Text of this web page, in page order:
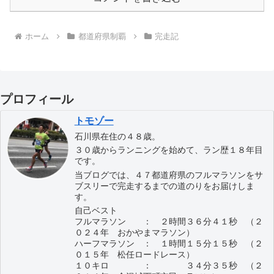
ホーム 都道府県制覇 完走記
プロフィール
トモゾー
石川県在住の４８歳。
３０歳からランニングを始めて、ラン歴１８年目
です。
当ブログでは、４７都道府県のフルマラソンをサ
ブスリーで完走するまでの道のりをお届けしま
す。
自己ベスト
フルマラソン ： ２時間３６分４１秒 （２
０２４年 おかやまマラソン）
ハーフマラソン ： １時間１５分１５秒 （２
０１５年 松任ロードレース）
１０キロ ： ３４分３５秒 （２